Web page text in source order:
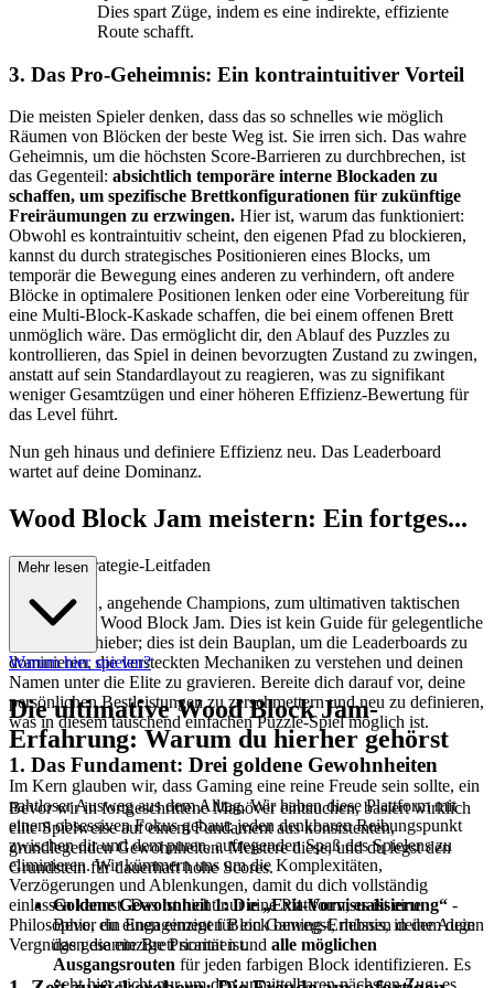
Dies spart Züge, indem es eine indirekte, effiziente
Route schafft.
3. Das Pro-Geheimnis: Ein kontraintuitiver Vorteil
Die meisten Spieler denken, dass das so schnelles wie möglich
Räumen von Blöcken der beste Weg ist. Sie irren sich. Das wahre
Geheimnis, um die höchsten Score-Barrieren zu durchbrechen, ist
das Gegenteil: absichtlich temporäre interne Blockaden zu
schaffen, um spezifische Brettkonfigurationen für zukünftige
Freiräumungen zu erzwingen. Hier ist, warum das funktioniert:
Obwohl es kontraintuitiv scheint, den eigenen Pfad zu blockieren,
kannst du durch strategisches Positionieren eines Blocks, um
temporär die Bewegung eines anderen zu verhindern, oft andere
Blöcke in optimalere Positionen lenken oder eine Vorbereitung für
eine Multi-Block-Kaskade schaffen, die bei einem offenen Brett
unmöglich wäre. Das ermöglicht dir, den Ablauf des Puzzles zu
kontrollieren, das Spiel in deinen bevorzugten Zustand zu zwingen,
anstatt auf sein Standardlayout zu reagieren, was zu signifikant
weniger Gesamtzügen und einer höheren Effizienz-Bewertung für
das Level führt.
Nun geh hinaus und definiere Effizienz neu. Das Leaderboard
wartet auf deine Dominanz.
Wood Block Jam meistern: Ein fortges...
chrittener Strategie-Leitfaden
Willkommen, angehende Champions, zum ultimativen taktischen
Leitfaden zu Wood Block Jam. Dies ist kein Guide für gelegentliche
Block-Verschieber; dies ist dein Bauplan, um die Leaderboards zu
dominieren, die versteckten Mechaniken zu verstehen und deinen
Namen unter die Elite zu gravieren. Bereite dich darauf vor, deine
persönlichen Bestleistungen zu zerschmettern und neu zu definieren,
was in diesem täuschend einfachen Puzzle-Spiel möglich ist.
1. Das Fundament: Drei goldene Gewohnheiten
Bevor wir in fortgeschrittene Manöver eintauchen, basiert wirklich
elite Spielweise auf einem Fundament aus konsistenten,
grundlegenden Gewohnheiten. Meistere diese, und du legst den
Grundstein für dauerhaft hohe Scores.
Goldene Gewohnheit 1: Die „Exit-Vorvisualisierung“ -
Bevor du einen einzigen Block bewegst, müssen deine Augen
das gesamte Brett scannen und alle möglichen
Ausgangsrouten für jeden farbigen Block identifizieren. Es
geht hier nicht nur um den unmittelbaren nächsten Zug; es
Mehr lesen
Warum hier spielen?
Die ultimative Wood Block Jam-
Erfahrung: Warum du hierher gehörst
Im Kern glauben wir, dass Gaming eine reine Freude sein sollte, ein
nahtloser Ausweg aus dem Alltag. Wir haben diese Plattform mit
einem obsessiven Fokus gebaut: jeden denkbaren Reibungspunkt
zwischen dir und dem puren, aufregenden Spaß des Spielens zu
eliminieren. Wir kümmern uns um die Komplexitäten,
Verzögerungen und Ablenkungen, damit du dich vollständig
einlassen kannst. Das ist nicht nur eine Plattform; es ist eine
Philosophie, ein Engagement für ein Gaming-Erlebnis, in dem dein
Vergnügen die einzige Priorität ist.